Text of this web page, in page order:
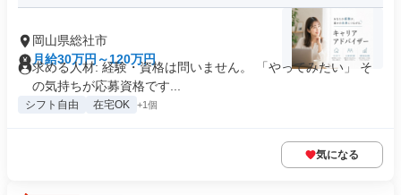
岡山県総社市
月給30万円～120万円
求める人材: 経験・資格は問いません。 「やってみたい」 そ
の気持ちが応募資格です...
シフト自由 在宅OK +1個
気になる